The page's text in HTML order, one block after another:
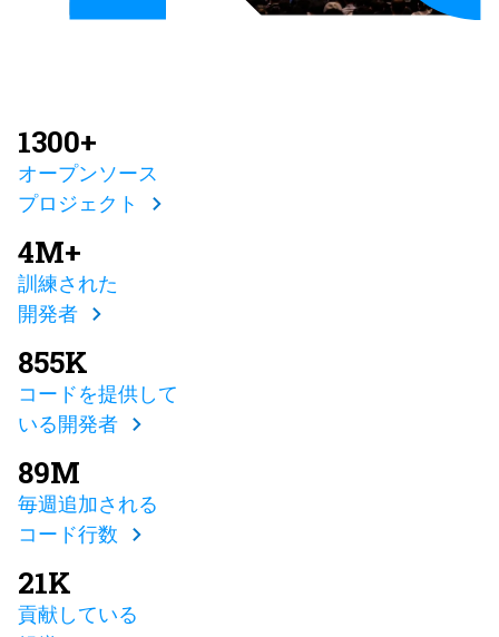
1300+
オープンソース
プロジェクト
4M+
訓練された
開発者
855K
コードを提供して
いる開発者
89M
毎週追加される
コード行数
21K
貢献している